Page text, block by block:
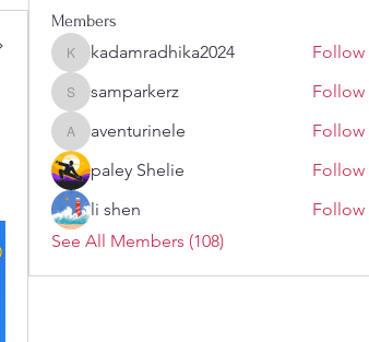
Members
kadamradhika2024
kadamradhika2024 Follow
samparkerz
samparkerz Follow
aventurinele
aventurinele
Follow
paley Shelie
Follow
li shen
Follow
See All Members (108)